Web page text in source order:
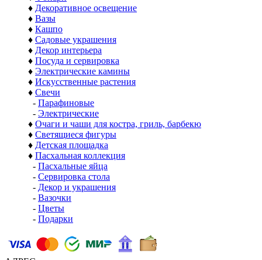
♦ Декоративное освещение
♦ Вазы
♦ Кашпо
♦ Садовые украшения
♦ Декор интерьера
♦ Посуда и сервировка
♦ Электрические камины
♦ Искусственные растения
♦ Свечи
- Парафиновые
- Электрические
♦ Очаги и чаши для костра, гриль, барбекю
♦ Светящиеся фигуры
♦ Детская площадка
♦ Пасхальная коллекция
- Пасхальные яйца
- Сервировка стола
- Декор и украшения
- Вазочки
- Цветы
- Подарки